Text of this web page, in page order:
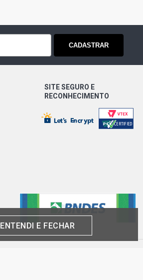
CADASTRAR
SITE SEGURO E
RECONHECIMENTO
ENTENDI E FECHAR